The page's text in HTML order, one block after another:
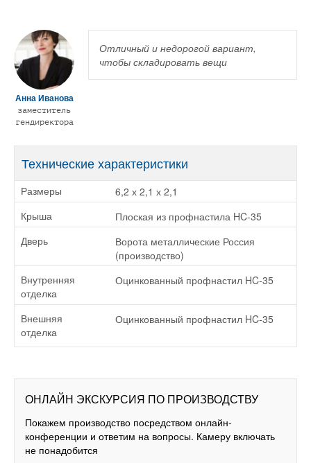
Анна Иванова
заместитель
гендиректора
Отличный и недорогой вариант,
чтобы складировать вещи
Технические характеристики
Размеры 6,2 х 2,1 х 2,1
Крыша Плоская из профнастила HC-35
Дверь
Ворота металлические Россия
(производство)
Внутренняя
отделка
Оцинкованный профнастил HC-35
Внешняя
отделка
Оцинкованный профнастил HC-35
ОНЛАЙН ЭКСКУРСИЯ ПО ПРОИЗВОДСТВУ
Покажем производство посредством онлайн-
конференции и ответим на вопросы. Камеру включать
не понадобится